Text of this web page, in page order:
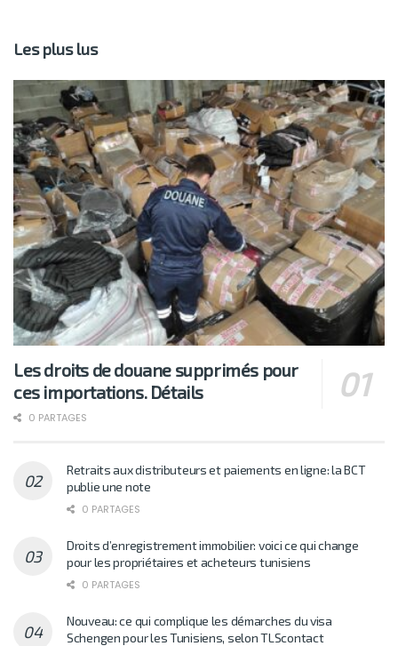
Les plus lus
Les droits de douane supprimés pour
ces importations. Détails
0 PARTAGES
Retraits aux distributeurs et paiements en ligne: la BCT
publie une note
0 PARTAGES
Droits d’enregistrement immobilier: voici ce qui change
pour les propriétaires et acheteurs tunisiens
0 PARTAGES
Nouveau: ce qui complique les démarches du visa
Schengen pour les Tunisiens, selon TLScontact